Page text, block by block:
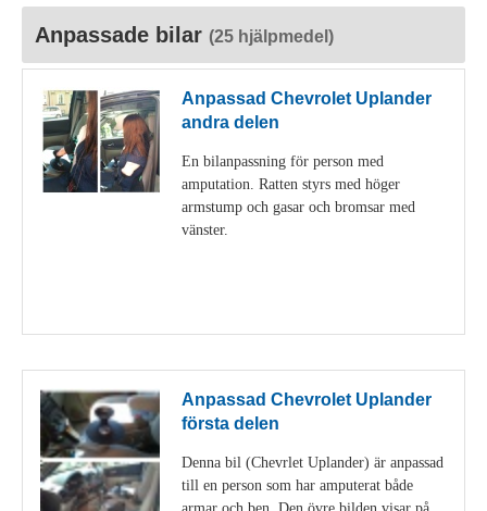
Anpassade bilar (25 hjälpmedel)
Anpassad Chevrolet Uplander
andra delen
En bilanpassning för person med
amputation. Ratten styrs med höger
armstump och gasar och bromsar med
vänster.
Anpassad Chevrolet Uplander
första delen
Denna bil (Chevrlet Uplander) är anpassad
till en person som har amputerat både